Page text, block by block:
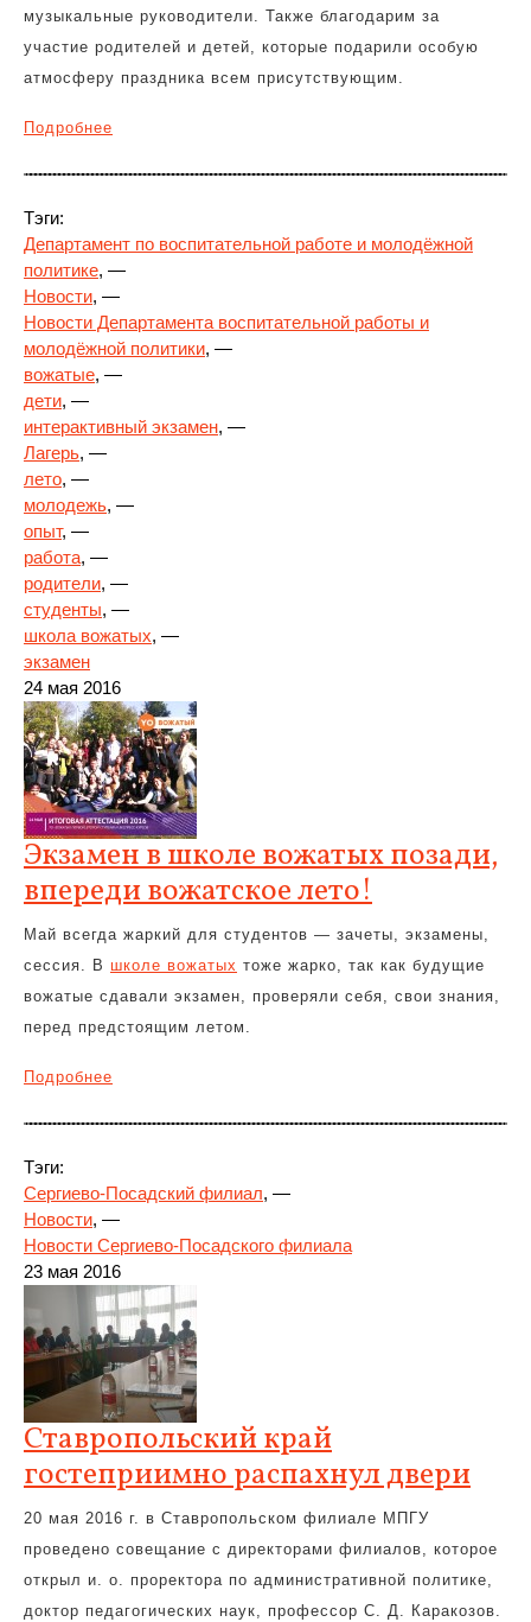
музыкальные руководители. Также благодарим за
участие родителей и детей, которые подарили особую
атмосферу праздника всем присутствующим.
Подробнее
Тэги:
Департамент по воспитательной работе и молодёжной
политике, —
Новости, —
Новости Департамента воспитательной работы и
молодёжной политики, —
вожатые, —
дети, —
интерактивный экзамен, —
Лагерь, —
лето, —
молодежь, —
опыт, —
работа, —
родители, —
студенты, —
школа вожатых, —
экзамен
24 мая 2016
Экзамен в школе вожатых позади,
впереди вожатское лето!
Май всегда жаркий для студентов — зачеты, экзамены,
сессия. В школе вожатых тоже жарко, так как будущие
вожатые сдавали экзамен, проверяли себя, свои знания,
перед предстоящим летом.
Подробнее
Тэги:
Сергиево-Посадский филиал, —
Новости, —
Новости Сергиево-Посадского филиала
23 мая 2016
Ставропольский край
гостеприимно распахнул двери
20 мая 2016 г. в Ставропольском филиале МПГУ
проведено совещание с директорами филиалов, которое
открыл и. о. проректора по административной политике,
доктор педагогических наук, профессор С. Д. Каракозов.